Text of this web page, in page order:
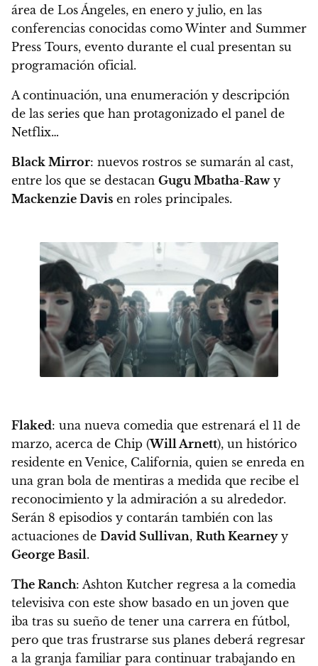
área de Los Ángeles, en enero y julio, en las
conferencias conocidas comoWinter and Summer
Press Tours, evento durante el cual presentan su
programación oficial.
A continuación, una enumeración y descripción
de las series que han protagonizado el panel de
Netflix…
Black Mirror: nuevos rostros se sumarán al cast,
entre los que se destacan Gugu Mbatha-Rawy
Mackenzie Davis en roles principales.
Flaked: una nueva comedia que estrenará el 11 de
marzo, acerca de Chip (Will Arnett), un histórico
residente en Venice, California, quien se enreda en
una gran bola de mentiras a medida que recibe el
reconocimiento y la admiración a su alrededor.
Serán 8 episodios y contarán también con las
actuaciones de David Sullivan, Ruth Kearneyy
George Basil.
The Ranch: Ashton Kutcher regresa a la comedia
televisiva con este show basado en un joven que
iba tras su sueño de tener una carrera en fútbol,
pero que tras frustrarse sus planes deberá regresar
a la granja familiar para continuar trabajando en